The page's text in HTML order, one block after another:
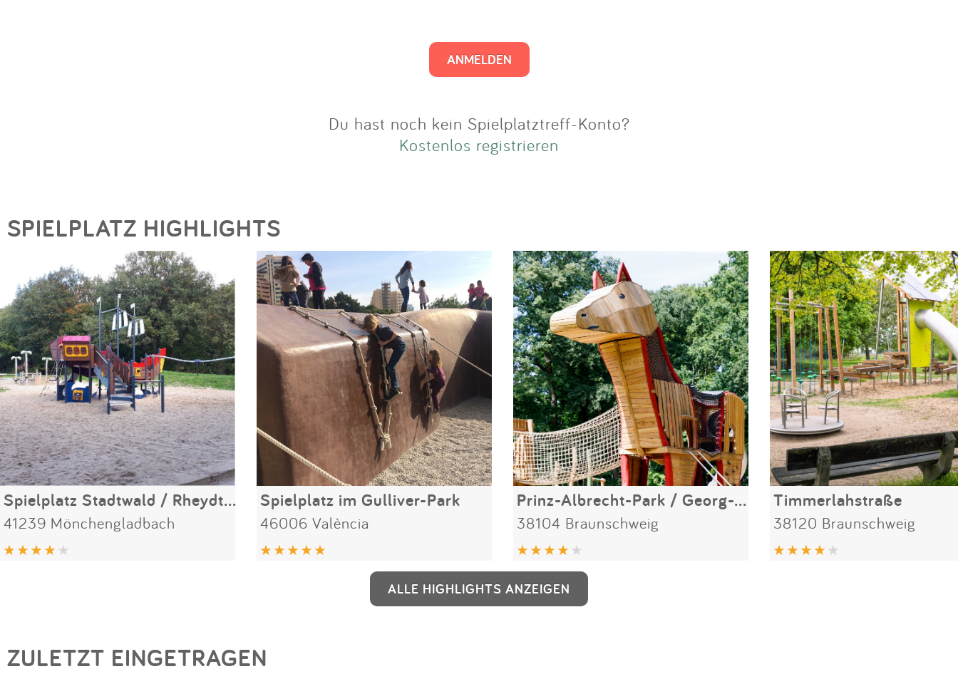
Anmelden
Du hast noch kein Spielplatztreff-Konto?
Kostenlos registrieren
SPIELPLATZ HIGHLIGHTS
Spielplatz Stadtwald / Rheydter Höhe
41239 Mönchengladbach
Spielplatz im Gulliver-Park
46006 València
Prinz-Albrecht-Park / Georg-Westermann-Allee
38104 Braunschweig
Timmerlahstraße
38120 Braunschweig
ALLE HIGHLIGHTS ANZEIGEN
ZULETZT EINGETRAGEN